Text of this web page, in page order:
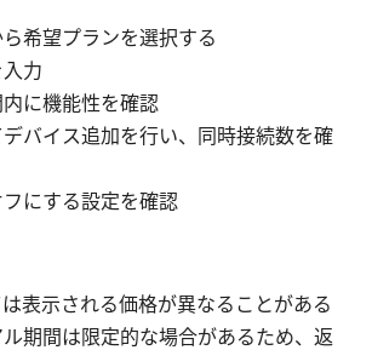
希望プランを選択する
力
に機能性を確認
バイス追加を行い、同時接続数を確
にする設定を確認
表示される価格が異なることがある
期間は限定的な場合があるため、返